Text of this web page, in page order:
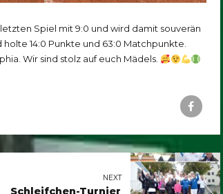
Spiel mit 9:0 und wird damit souverän
14:0 Punkte und 63:0 Matchpunkte.
Wir sind stolz auf euch Mädels.
NEXT
Schleifchen-Turnier